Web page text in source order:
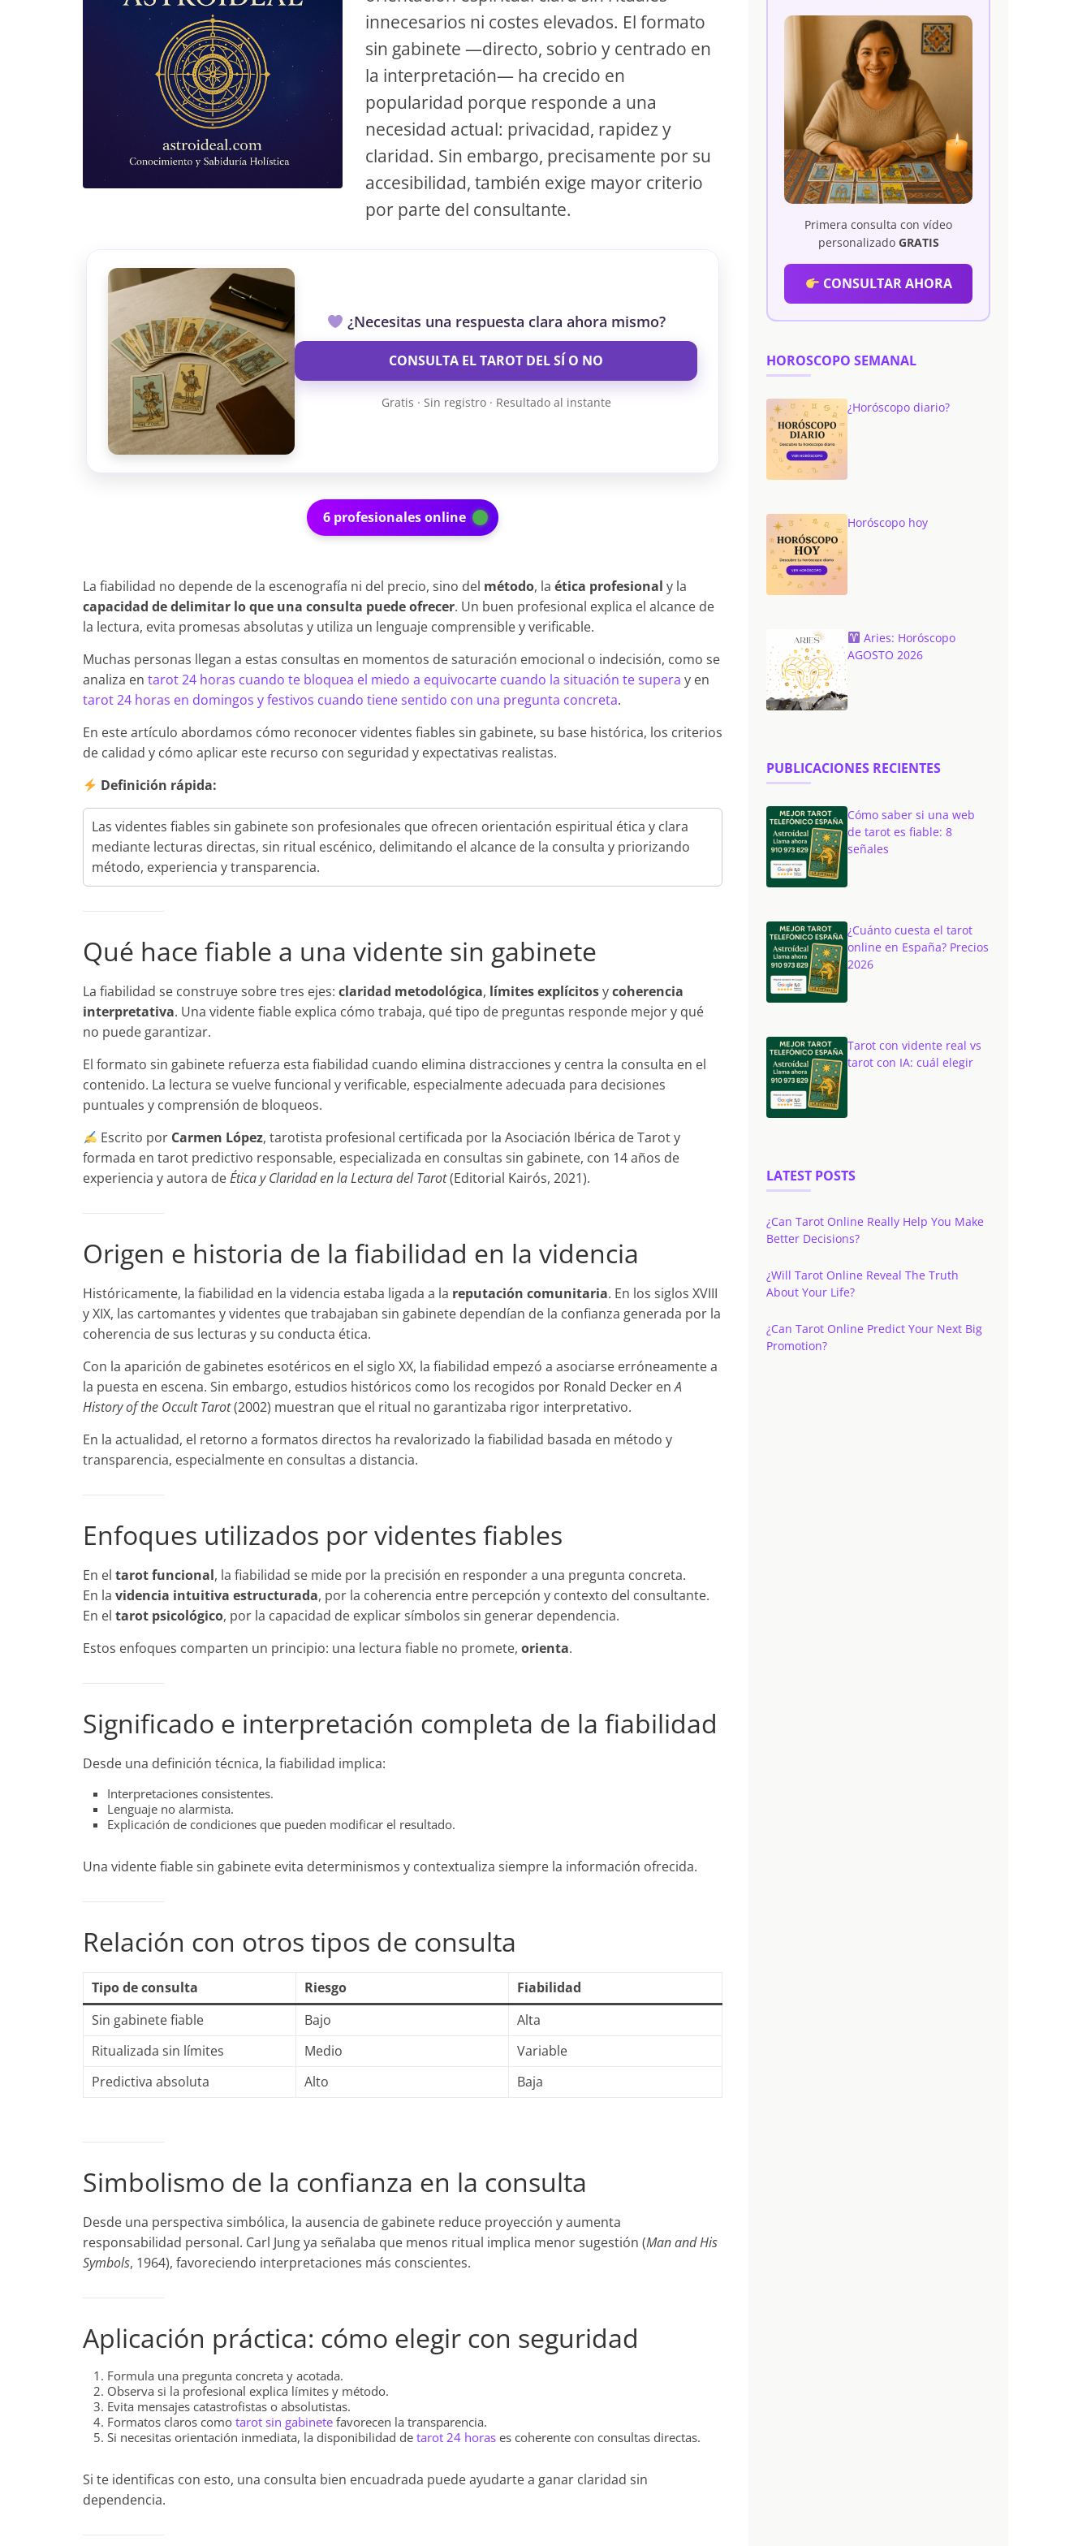
innecesarios ni costes elevados. El formato
sin gabinete —directo, sobrio y centrado en
la interpretación— ha crecido en
popularidad porque responde a una
necesidad actual: privacidad, rapidez y
claridad. Sin embargo, precisamente por su
accesibilidad, también exige mayor criterio
por parte del consultante.
¿Necesitas una respuesta clara ahora mismo?
CONSULTA EL TAROT DEL SÍ O NO
Gratis · Sin registro · Resultado al instante
6 profesionales online
La fiabilidad no depende de la escenografía ni del precio, sino del método, la ética profesional y la
capacidad de delimitar lo que una consulta puede ofrecer. Un buen profesional explica el alcance de
la lectura, evita promesas absolutas y utiliza un lenguaje comprensible y verificable.
Muchas personas llegan a estas consultas en momentos de saturación emocional o indecisión, como se
analiza en tarot 24 horas cuando te bloquea el miedo a equivocarte cuando la situación te supera y en
tarot 24 horas en domingos y festivos cuando tiene sentido con una pregunta concreta.
En este artículo abordamos cómo reconocer videntes fiables sin gabinete, su base histórica, los criterios
de calidad y cómo aplicar este recurso con seguridad y expectativas realistas.
Definición rápida:
Las videntes fiables sin gabinete son profesionales que ofrecen orientación espiritual ética y clara
mediante lecturas directas, sin ritual escénico, delimitando el alcance de la consulta y priorizando
método, experiencia y transparencia.
Qué hace fiable a una vidente sin gabinete
La fiabilidad se construye sobre tres ejes: claridad metodológica, límites explícitosycoherencia
interpretativa. Una vidente fiable explica cómo trabaja, qué tipo de preguntas responde mejor y qué
no puede garantizar.
El formato sin gabinete refuerza esta fiabilidad cuando elimina distracciones y centra la consulta en el
contenido. La lectura se vuelve funcional y verificable, especialmente adecuada para decisiones
puntuales y comprensión de bloqueos.
Escrito por Carmen López, tarotista profesional certificada por la Asociación Ibérica de Tarot y
formada en tarot predictivo responsable, especializada en consultas sin gabinete, con 14 años de
experiencia y autora deÉtica y Claridad en la Lectura del Tarot(Editorial Kairós, 2021).
Origen e historia de la fiabilidad en la videncia
Históricamente, la fiabilidad en la videncia estaba ligada a la reputación comunitaria. En los siglos XVIII
y XIX, las cartomantes y videntes que trabajaban sin gabinete dependían de la confianza generada por la
coherencia de sus lecturas y su conducta ética.
Con la aparición de gabinetes esotéricos en el siglo XX, la fiabilidad empezó a asociarse erróneamente a
la puesta en escena. Sin embargo, estudios históricos como los recogidos por Ronald Decker enA
History of the Occult Tarot(2002) muestran que el ritual no garantizaba rigor interpretativo.
En la actualidad, el retorno a formatos directos ha revalorizado la fiabilidad basada en método y
transparencia, especialmente en consultas a distancia.
Enfoques utilizados por videntes fiables
En el tarot funcional, la fiabilidad se mide por la precisión en responder a una pregunta concreta.
En la videncia intuitiva estructurada, por la coherencia entre percepción y contexto del consultante.
En el tarot psicológico, por la capacidad de explicar símbolos sin generar dependencia.
Estos enfoques comparten un principio: una lectura fiable no promete, orienta.
Significado e interpretación completa de la fiabilidad
Desde una definición técnica, la fiabilidad implica:
Interpretaciones consistentes.
Lenguaje no alarmista.
Explicación de condiciones que pueden modificar el resultado.
Una vidente fiable sin gabinete evita determinismos y contextualiza siempre la información ofrecida.
Relación con otros tipos de consulta
Tipo de consulta Riesgo
Fiabilidad
Sin gabinete fiable
Bajo
Alta
Ritualizada sin límites
Medio
Variable
Predictiva absoluta
Alto Baja
Simbolismo de la confianza en la consulta
Desde una perspectiva simbólica, la ausencia de gabinete reduce proyección y aumenta
responsabilidad personal. Carl Jung ya señalaba que menos ritual implica menor sugestión (Man and His
Symbols, 1964), favoreciendo interpretaciones más conscientes.
Aplicación práctica: cómo elegir con seguridad
Formula una pregunta concreta y acotada.
Observa si la profesional explica límites y método.
Evita mensajes catastrofistas o absolutistas.
Formatos claros como tarot sin gabinete favorecen la transparencia.
Si necesitas orientación inmediata, la disponibilidad de tarot 24 horas es coherente con consultas directas.
Si te identificas con esto, una consulta bien encuadrada puede ayudarte a ganar claridad sin
dependencia.
Primera consulta con vídeo
personalizado GRATIS
CONSULTAR AHORA
HOROSCOPO SEMANAL
¿Horóscopo diario?
Horóscopo hoy
Aries: Horóscopo
AGOSTO 2026
PUBLICACIONES RECIENTES
Cómo saber si una web
de tarot es fiable: 8
señales
¿Cuánto cuesta el tarot
online en España? Precios
2026
Tarot con vidente real vs
tarot con IA: cuál elegir
LATEST POSTS
¿Can Tarot Online Really Help You Make
Better Decisions?
¿Will Tarot Online Reveal The Truth
About Your Life?
¿Can Tarot Online Predict Your Next Big
Promotion?
TAROT GRATIS
CONSIGUE TUS 5 MINUTOS
✓ Sin cargos automáticos. El chat se detiene al finalizar el crédito